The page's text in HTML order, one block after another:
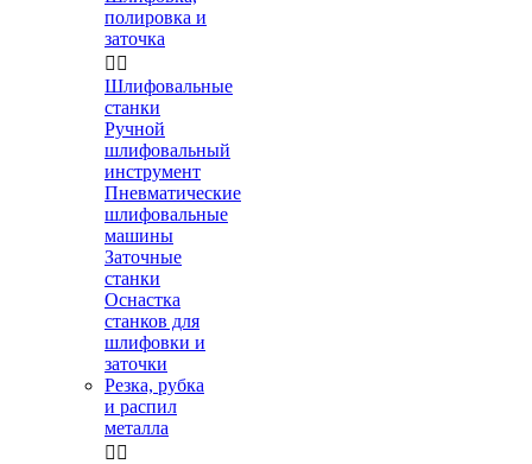
полировка и
заточка
 
Шлифовальные
станки
Ручной
шлифовальный
инструмент
Пневматические
шлифовальные
машины
Заточные
станки
Оснастка
станков для
шлифовки и
заточки
Резка, рубка
и распил
металла
 